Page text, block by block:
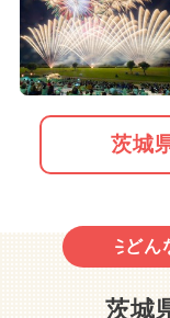
茨城
どん
茨城